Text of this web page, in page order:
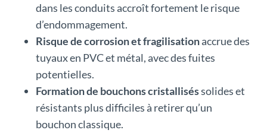
dans les conduits accroît fortement le risque
d’endommagement.
Risque de corrosion et fragilisationaccrue des
tuyaux en PVC et métal, avec des fuites
potentielles.
Formation de bouchons cristalliséssolides et
résistants plus difficiles à retirer qu’un
bouchon classique.